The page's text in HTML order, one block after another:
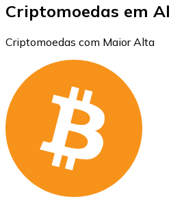
Criptomoedas em
Criptomoedas com Maior Alta